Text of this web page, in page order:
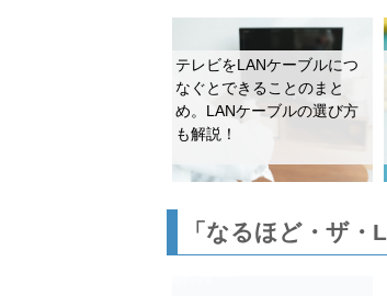
テレビをLANケーブルにつ
なぐとできることのまと
め。LANケーブルの選び方
も解説！
「なるほど・ザ